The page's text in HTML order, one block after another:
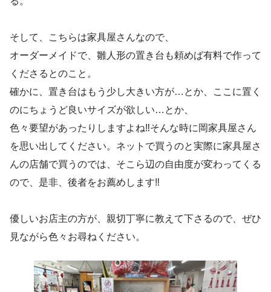
そして、こちらは家具屋さんなので、
オーダーメイドで、雛人形の置き台も頼めば有料で作って
くださるとのこと。
確かに、置き台はもう少し大きい方が…とか、ここに置く
のにちょうど良いサイズが欲しい…とか、
色々要望があったりしますよね‼︎そんな時に岡家具屋さん
を思い出してください。ネットで買うのと実際に家具屋さ
んの店舗で買うのでは、そこら辺の自由度が変わってくる
ので、是非、後者をお薦めします‼︎
優しいお店主の方が、親切丁寧に教えて下さるので、ぜひ
見ながら色々お尋ねください。